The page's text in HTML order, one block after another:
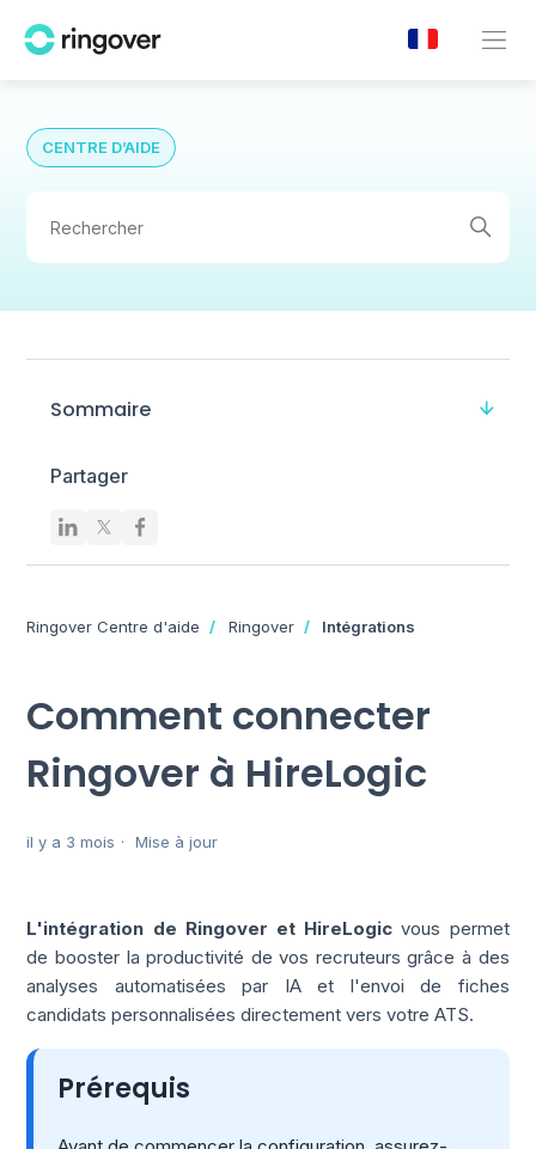
CENTRE D’AIDE
Sommaire
Partager
Ringover Centre d'aide Ringover Intégrations
Comment connecter
Ringover à HireLogic
il y a 3 mois Mise à jour
L'intégration de Ringover et HireLogic vous permet
de booster la productivité de vos recruteurs grâce à des
analyses automatisées par IA et l'envoi de fiches
candidats personnalisées directement vers votre ATS.
Prérequis